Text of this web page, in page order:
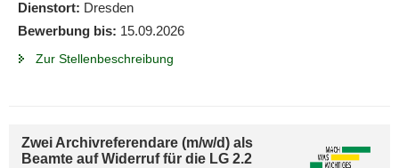
Dienstort: Dresden
Bewerbung bis: 15.09.2026
Zur Stellenbeschreibung
Zwei Archivreferendare (m/w/d) als
Beamte auf Widerruf für die LG 2.2